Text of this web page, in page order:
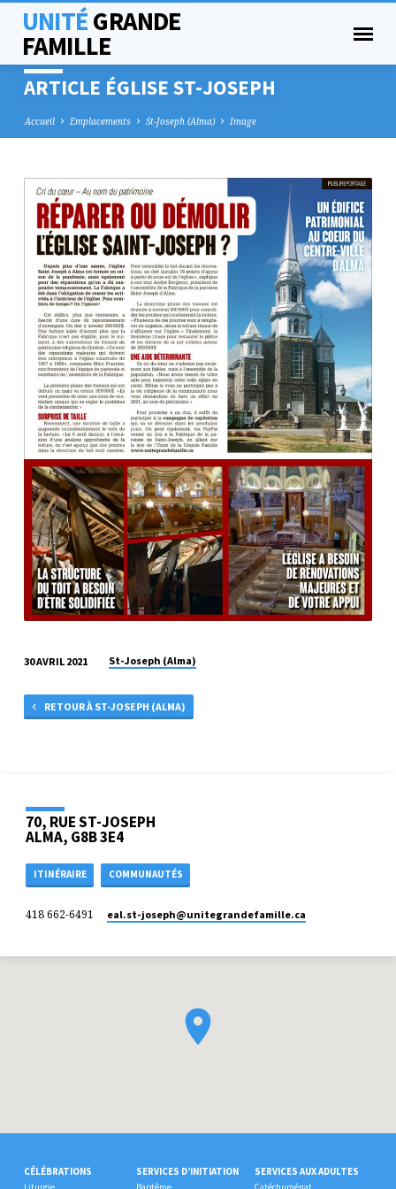
UNITÉGRANDE
FAMILLE
ARTICLE ÉGLISE ST-JOSEPH
Accueil Emplacements St-Joseph (Alma) Image
ARTICLE
ÉGLISE
ST-
JOSEPH
30 AVRIL 2021 St-Joseph (Alma)
RETOUR À ST-JOSEPH (ALMA)
70, RUE ST-JOSEPH
ALMA, G8B 3E4
ITINÉRAIRE COMMUNAUTÉS
418 662-6491 eal.st-joseph​@unitegrandefamille.ca
CÉLÉBRATIONS
Liturgie
SERVICES D’INITIATION
Baptême
SERVICES AUX ADULTES
Catéchuménat